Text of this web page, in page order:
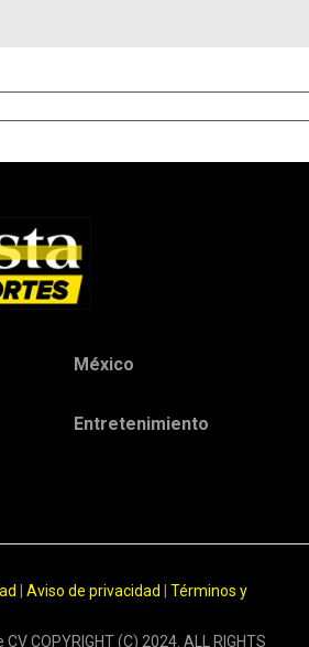
México
Entretenimiento
Aviso de privacidad
Términos y
COPYRIGHT (C) 2024. ALL RIGHTS